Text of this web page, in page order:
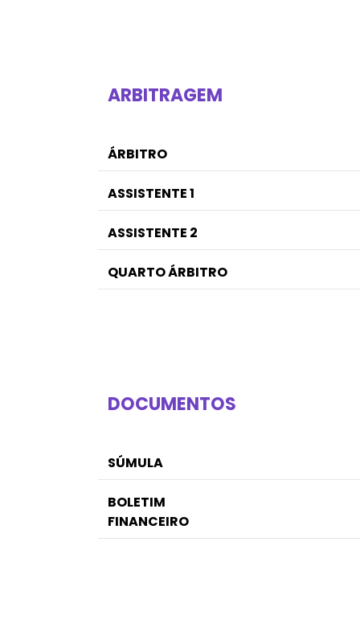
ARBITRAGEM
ÁRBITRO
ASSISTENTE 1
ASSISTENTE 2
QUARTO ÁRBITRO
DOCUMENTOS
SÚMULA
BOLETIM
FINANCEIRO